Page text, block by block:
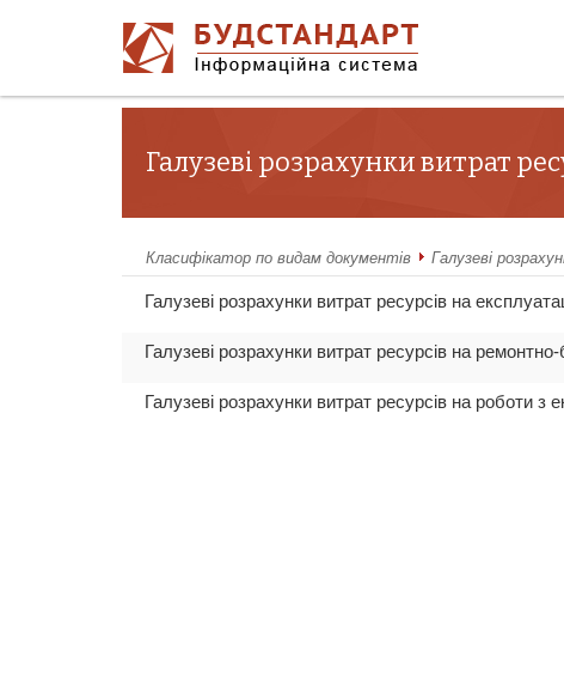
Галузеві розрахунки витрат
Класифікатор по видам документів Галузеві
Галузеві розрахунки витрат ресурсів на
Галузеві розрахунки витрат ресурсів на
Галузеві розрахунки витрат ресурсів на роботи з